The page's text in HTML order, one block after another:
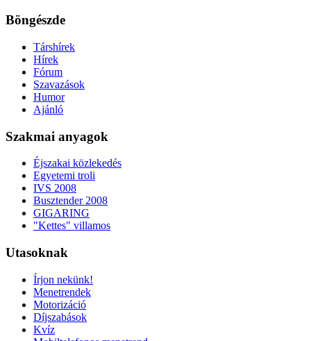
Böngészde
Társhírek
Hírek
Fórum
Szavazások
Humor
Ajánló
Szakmai anyagok
Éjszakai közlekedés
Egyetemi troli
IVS 2008
Busztender 2008
GIGARING
"Kettes" villamos
Utasoknak
Írjon nekünk!
Menetrendek
Motorizáció
Díjszabások
Kvíz